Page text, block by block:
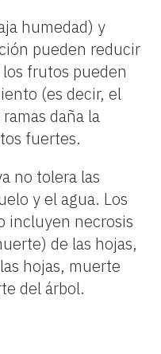
humedad) y
pueden reducir
frutos pueden
(es decir, el
daña la
fuertes.
no tolera las
y el agua. Los
incluyen necrosis
de las hojas,
hojas, muerte
del árbol.